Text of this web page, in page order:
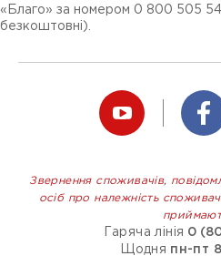
«Благо» за номером 0 800 505
безкоштовні).
Звернення споживачів,
осіб про належність
Гаряча лінія 0
Щодня пн-пт